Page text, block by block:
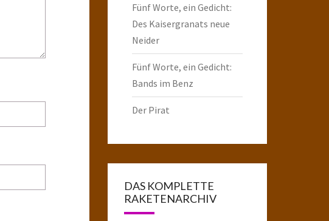
Fünf Worte, ein Gedicht:
Des Kaisergranats neue
Neider
Fünf Worte, ein Gedicht:
Bands im Benz
Der Pirat
DAS KOMPLETTE
RAKETENARCHIV